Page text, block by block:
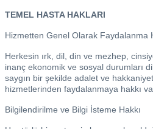
TEMEL HASTA HAKLARI
Hizmetten Genel Olarak Faydalanma
Herkesin ırk, dil, din ve mezhep,
inanç ekonomik ve sosyal durumları
saygın bir şekilde adalet ve
hizmetlerinden faydalanmaya hakkı
Bilgilendirilme ve Bilgi İsteme Hakkı